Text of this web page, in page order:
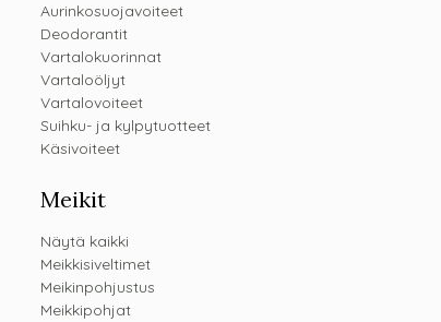
Aurinkosuojavoiteet
Deodorantit
Vartalokuorinnat
Vartaloöljyt
Vartalovoiteet
Suihku- ja kylpytuotteet
Käsivoiteet
Meikit
Näytä kaikki
Meikkisiveltimet
Meikinpohjustus
Meikkipohjat